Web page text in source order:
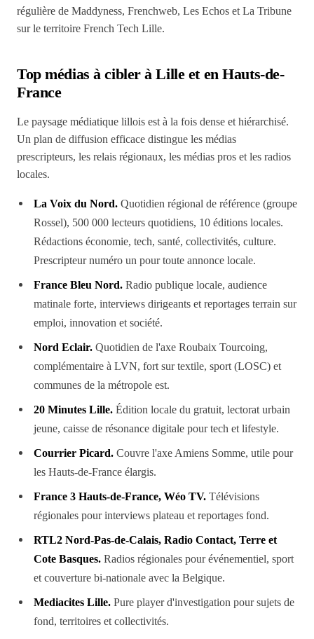
régulière de Maddyness, Frenchweb, Les Echos et La Tribune
sur le territoire French Tech Lille.
Top médias à cibler à Lille et en Hauts-de-
France
Le paysage médiatique lillois est à la fois dense et hiérarchisé.
Un plan de diffusion efficace distingue les médias
prescripteurs, les relais régionaux, les médias pros et les radios
locales.
La Voix du Nord. Quotidien régional de référence (groupe
Rossel), 500 000 lecteurs quotidiens, 10 éditions locales.
Rédactions économie, tech, santé, collectivités, culture.
Prescripteur numéro un pour toute annonce locale.
France Bleu Nord. Radio publique locale, audience
matinale forte, interviews dirigeants et reportages terrain sur
emploi, innovation et société.
Nord Eclair. Quotidien de l'axe Roubaix Tourcoing,
complémentaire à LVN, fort sur textile, sport (LOSC) et
communes de la métropole est.
20 Minutes Lille. Édition locale du gratuit, lectorat urbain
jeune, caisse de résonance digitale pour tech et lifestyle.
Courrier Picard. Couvre l'axe Amiens Somme, utile pour
les Hauts-de-France élargis.
France 3 Hauts-de-France, Wéo TV. Télévisions
régionales pour interviews plateau et reportages fond.
RTL2 Nord-Pas-de-Calais, Radio Contact, Terre et
Cote Basques. Radios régionales pour événementiel, sport
et couverture bi-nationale avec la Belgique.
Mediacites Lille. Pure player d'investigation pour sujets de
fond, territoires et collectivités.